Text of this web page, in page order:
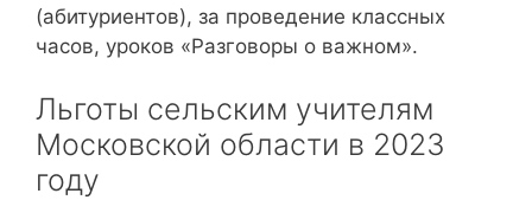
(абитуриентов), за проведение классных
часов, уроков «Разговоры о важном».
Льготы сельским учителям
Московской области в 2023
году